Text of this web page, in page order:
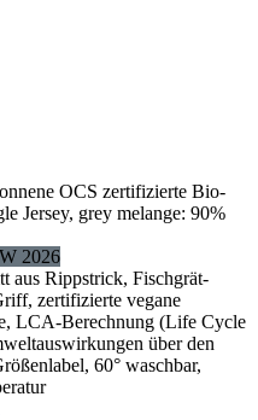
OCS zertifizierte Bio-
Jersey, grey melange: 90%
2026
aus Rippstrick, Fischgrät-
zertifizierte vegane
LCA-Berechnung (Life Cycle
über den
60° waschbar,